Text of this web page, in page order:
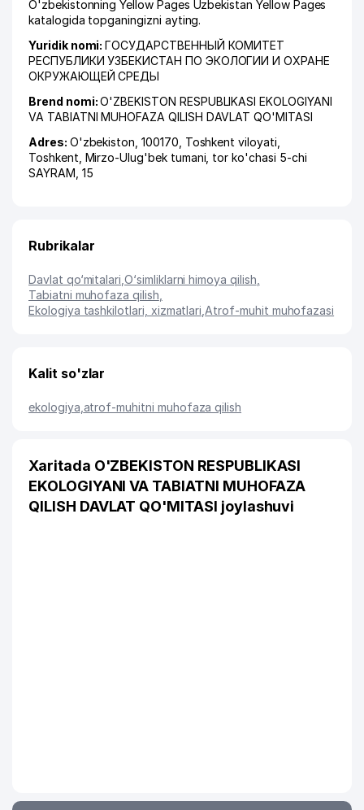
O'zbekistonning Yellow Pages Uzbekistan Yellow Pages
katalogida topganingizni ayting.
Yuridik nomi:ГОСУДАРСТВЕННЫЙ КОМИТЕТ
РЕСПУБЛИКИ УЗБЕКИСТАН ПО ЭКОЛОГИИ И ОХРАНЕ
ОКРУЖАЮЩЕЙ СРЕДЫ
Brend nomi:O'ZBEKISTON RESPUBLIKASI EKOLOGIYANI
VA TABIATNI MUHOFAZA QILISH DAVLAT QO'MITASI
Adres: O'zbekiston, 100170, Toshkent viloyati
Toshkent Mirzo-Ulug'bek tumani tor ko'chasi 5-chi
SAYRAM , 15
Rubrikalar
Davlat qo‘mitalari ,O‘simliklarni himoya qilish
Tabiatni muhofaza qilish
Ekologiya tashkilotlari, xizmatlari Atrof-muhit muhofazasi
Kalit so'zlar
ekologiya atrof-muhitni muhofaza qilish
Xaritada O'ZBEKISTON RESPUBLIKASI
EKOLOGIYANI VA TABIATNI MUHOFAZA
QILISH DAVLAT QO'MITASI joylashuvi